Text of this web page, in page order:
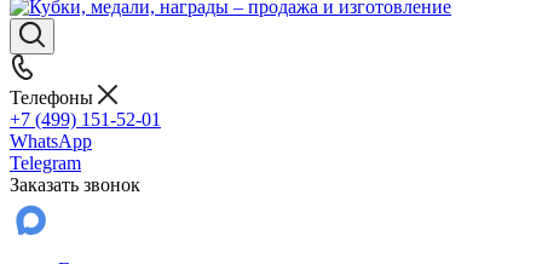
Телефоны
+7 (499) 151-52-01
WhatsApp
Telegram
Заказать звонок